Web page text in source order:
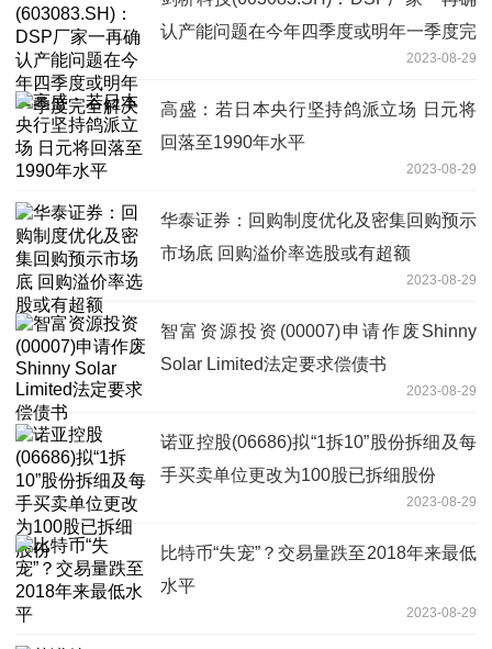
认产能问题在今年四季度或明年一季度完
2023-08-29
高盛：若日本央行坚持鸽派立场 日元将
回落至1990年水平
2023-08-29
华泰证券：回购制度优化及密集回购预示
市场底 回购溢价率选股或有超额
2023-08-29
智富资源投资(00007)申请作废Shinny
Solar Limited法定要求偿债书
2023-08-29
诺亚控股(06686)拟“1拆10”股份拆细及每
手买卖单位更改为100股已拆细股份
2023-08-29
比特币“失宠”？交易量跌至2018年来最低
水平
2023-08-29